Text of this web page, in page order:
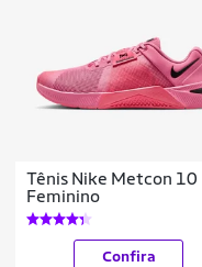
Tênis Nike Metcon 10
Feminino
Confira